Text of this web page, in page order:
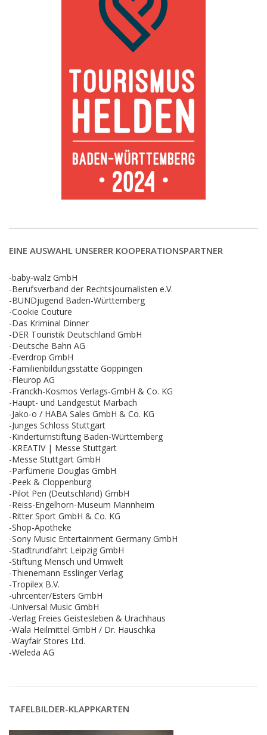
EINE AUSWAHL UNSERER KOOPERATIONSPARTNER
-baby-walz GmbH
-Berufsverband der Rechtsjournalisten e.V.
-BUNDjugend Baden-Württemberg
-Cookie Couture
-Das Kriminal Dinner
-DER Touristik Deutschland GmbH
-Deutsche Bahn AG
-Everdrop GmbH
-Familienbildungsstätte Göppingen
-Fleurop AG
-Franckh-Kosmos Verlags-GmbH & Co. KG
-Haupt- und Landgestüt Marbach
-Jako-o / HABA Sales GmbH & Co. KG
-Junges Schloss Stuttgart
-Kinderturnstiftung Baden-Württemberg
-KREATIV | Messe Stuttgart
-Messe Stuttgart GmbH
-Parfümerie Douglas GmbH
-Peek & Cloppenburg
-Pilot Pen (Deutschland) GmbH
-Reiss-Engelhorn-Museum Mannheim
-Ritter Sport GmbH & Co. KG
-Shop-Apotheke
-Sony Music Entertainment Germany GmbH
-Stadtrundfahrt Leipzig GmbH
-Stiftung Mensch und Umwelt
-Thienemann Esslinger Verlag
-Tropilex B.V.
-uhrcenter/Esters GmbH
-Universal Music GmbH
-Verlag Freies Geistesleben & Urachhaus
-Wala Heilmittel GmbH / Dr. Hauschka
-Wayfair Stores Ltd.
-Weleda AG
TAFELBILDER-KLAPPKARTEN